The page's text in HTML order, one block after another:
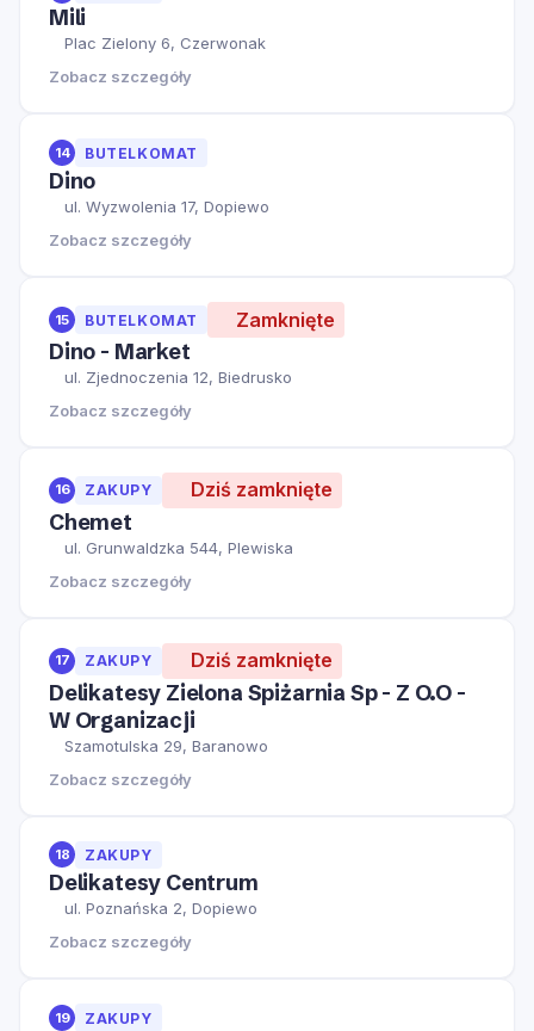
Mili
Plac Zielony 6, Czerwonak
Zobacz szczegóły
14 BUTELKOMAT
Dino
ul. Wyzwolenia 17, Dopiewo
Zobacz szczegóły
15 BUTELKOMAT Zamknięte
Dino - Market
ul. Zjednoczenia 12, Biedrusko
Zobacz szczegóły
16 ZAKUPY Dziś zamknięte
Chemet
ul. Grunwaldzka 544, Plewiska
Zobacz szczegóły
17 ZAKUPY Dziś zamknięte
Delikatesy Zielona Spiżarnia Sp - Z O.O -
W Organizacji
Szamotulska 29, Baranowo
Zobacz szczegóły
18 ZAKUPY
Delikatesy Centrum
ul. Poznańska 2, Dopiewo
Zobacz szczegóły
19 ZAKUPY